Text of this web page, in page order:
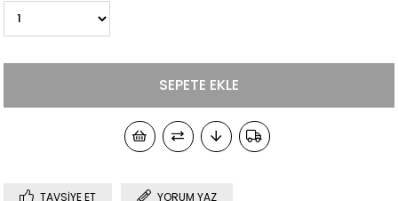
TAVSIYE ET YORUM YAZ